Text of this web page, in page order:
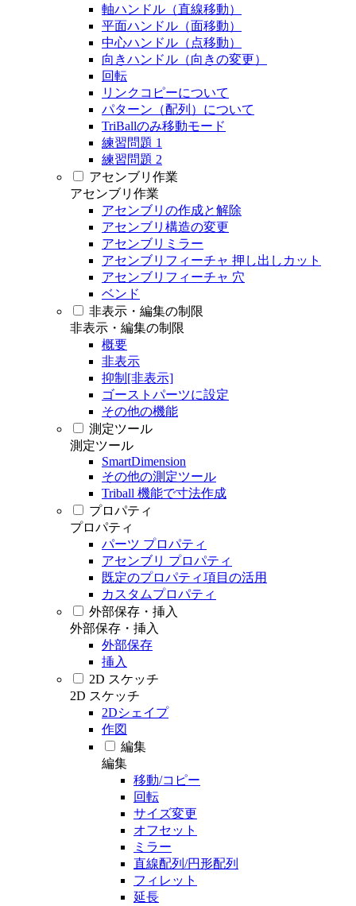
軸ハンドル（直線移動）
平面ハンドル（面移動）
中心ハンドル（点移動）
向きハンドル（向きの変更）
回転
リンクコピーについて
パターン（配列）について
TriBallのみ移動モード
練習問題 1
練習問題 2
アセンブリ作業
アセンブリ作業
アセンブリの作成と解除
アセンブリ構造の変更
アセンブリミラー
アセンブリフィーチャ 押し出しカット
アセンブリフィーチャ 穴
ベンド
非表示・編集の制限
非表示・編集の制限
概要
非表示
抑制[非表示]
ゴーストパーツに設定
その他の機能
測定ツール
測定ツール
SmartDimension
その他の測定ツール
Triball 機能で寸法作成
プロパティ
プロパティ
パーツ プロパティ
アセンブリ プロパティ
既定のプロパティ項目の活用
カスタムプロパティ
外部保存・挿入
外部保存・挿入
外部保存
挿入
2D スケッチ
2D スケッチ
2Dシェイプ
作図
編集
編集
移動/コピー
回転
サイズ変更
オフセット
ミラー
直線配列/円形配列
フィレット
延長